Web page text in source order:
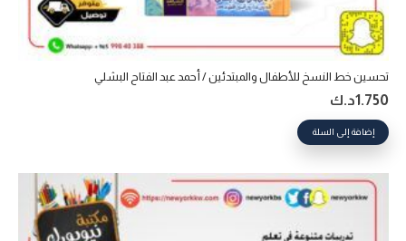
تحسين خط النسخ للأطفال والمبتدئين / أحمد عبد الفتاح البشلي
1.750د.ك
إضافة إلى السلة